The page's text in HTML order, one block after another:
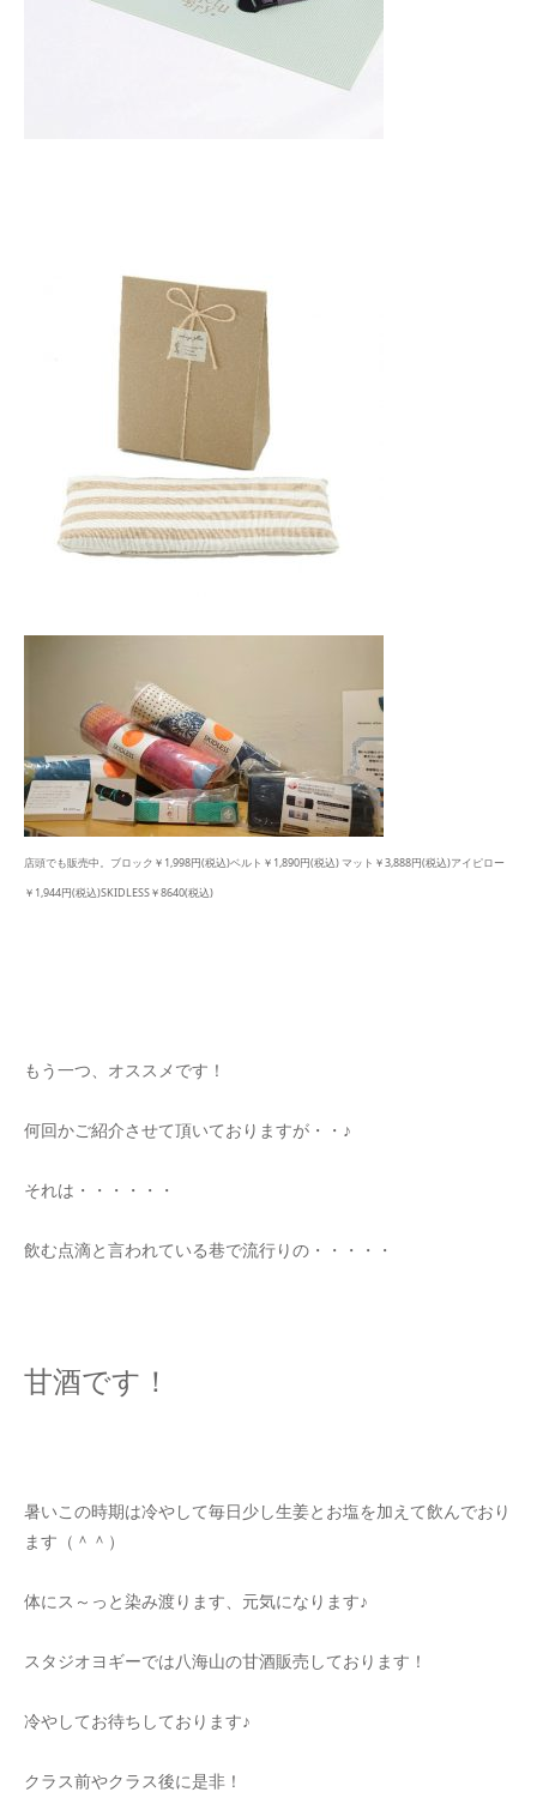
店頭でも販売中。ブロック￥1,998円(税込)ベルト￥1,890円(税込) マット￥3,888円(税込)アイピロー
￥1,944円(税込)SKIDLESS￥8640(税込)
もう一つ、オススメです！
何回かご紹介させて頂いておりますが・・♪
それは・・・・・・
飲む点滴と言われている巷で流行りの・・・・・
甘酒です！
暑いこの時期は冷やして毎日少し生姜とお塩を加えて飲んでおり
ます（＾＾）
体にス～っと染み渡ります、元気になります♪
スタジオヨギーでは八海山の甘酒販売しております！
冷やしてお待ちしております♪
クラス前やクラス後に是非！